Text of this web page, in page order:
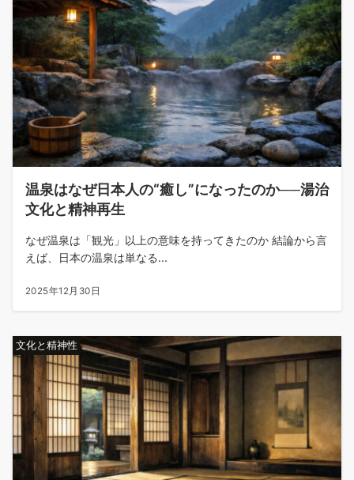
温泉はなぜ日本人の“癒し”になったのか──湯治
文化と精神再生
なぜ温泉は「観光」以上の意味を持ってきたのか 結論から言
えば、日本の温泉は単なる...
2025年12月30日
文化と精神性